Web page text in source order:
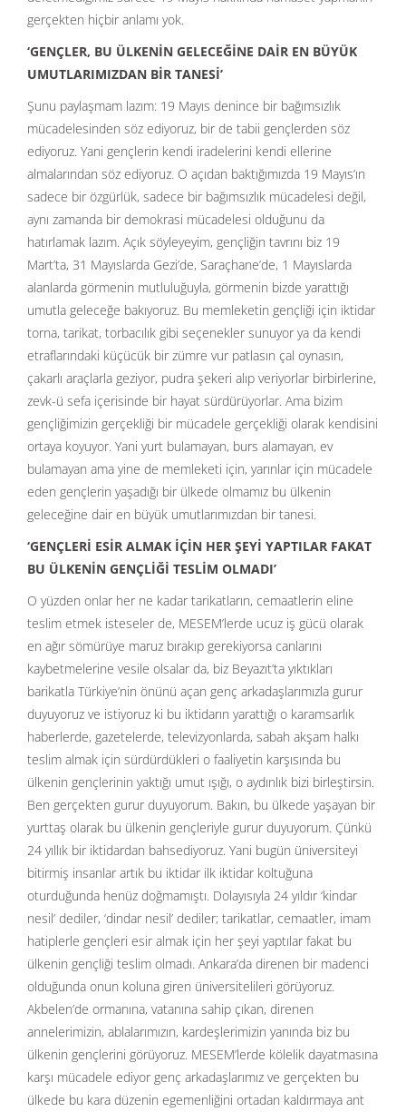
gerçekten hiçbir anlamı yok.
‘GENÇLER, BU ÜLKENİN GELECEĞİNE DAİR EN BÜYÜK
UMUTLARIMIZDAN BİR TANESİ’
Şunu paylaşmam lazım: 19 Mayıs denince bir bağımsızlık
mücadelesinden söz ediyoruz, bir de tabii gençlerden söz
ediyoruz. Yani gençlerin kendi iradelerini kendi ellerine
almalarından söz ediyoruz. O açıdan baktığımızda 19 Mayıs’ın
sadece bir özgürlük, sadece bir bağımsızlık mücadelesi değil,
aynı zamanda bir demokrasi mücadelesi olduğunu da
hatırlamak lazım. Açık söyleyeyim, gençliğin tavrını biz 19
Mart’ta, 31 Mayıslarda Gezi’de, Saraçhane’de, 1 Mayıslarda
alanlarda görmenin mutluluğuyla, görmenin bizde yarattığı
umutla geleceğe bakıyoruz. Bu memleketin gençliği için iktidar
torna, tarikat, torbacılık gibi seçenekler sunuyor ya da kendi
etraflarındaki küçücük bir zümre vur patlasın çal oynasın,
çakarlı araçlarla geziyor, pudra şekeri alıp veriyorlar birbirlerine,
zevk-ü sefa içerisinde bir hayat sürdürüyorlar. Ama bizim
gençliğimizin gerçekliği bir mücadele gerçekliği olarak kendisini
ortaya koyuyor. Yani yurt bulamayan, burs alamayan, ev
bulamayan ama yine de memleketi için, yarınlar için mücadele
eden gençlerin yaşadığı bir ülkede olmamız bu ülkenin
geleceğine dair en büyük umutlarımızdan bir tanesi.
‘GENÇLERİ ESİR ALMAK İÇİN HER ŞEYİ YAPTILAR FAKAT
BU ÜLKENİN GENÇLİĞİ TESLİM OLMADI’
O yüzden onlar her ne kadar tarikatların, cemaatlerin eline
teslim etmek isteseler de, MESEM’lerde ucuz iş gücü olarak
en ağır sömürüye maruz bırakıp gerekiyorsa canlarını
kaybetmelerine vesile olsalar da, biz Beyazıt’ta yıktıkları
barikatla Türkiye’nin önünü açan genç arkadaşlarımızla gurur
duyuyoruz ve istiyoruz ki bu iktidarın yarattığı o karamsarlık
haberlerde, gazetelerde, televizyonlarda, sabah akşam halkı
teslim almak için sürdürdükleri o faaliyetin karşısında bu
ülkenin gençlerinin yaktığı umut ışığı, o aydınlık bizi birleştirsin.
Ben gerçekten gurur duyuyorum. Bakın, bu ülkede yaşayan bir
yurttaş olarak bu ülkenin gençleriyle gurur duyuyorum. Çünkü
24 yıllık bir iktidardan bahsediyoruz. Yani bugün üniversiteyi
bitirmiş insanlar artık bu iktidar ilk iktidar koltuğuna
oturduğunda henüz doğmamıştı. Dolayısıyla 24 yıldır ‘kindar
nesil’ dediler, ‘dindar nesil’ dediler; tarikatlar, cemaatler, imam
hatiplerle gençleri esir almak için her şeyi yaptılar fakat bu
ülkenin gençliği teslim olmadı. Ankara’da direnen bir madenci
olduğunda onun koluna giren üniversitelileri görüyoruz.
Akbelen’de ormanına, vatanına sahip çıkan, direnen
annelerimizin, ablalarımızın, kardeşlerimizin yanında biz bu
ülkenin gençlerini görüyoruz. MESEM’lerde kölelik dayatmasına
karşı mücadele ediyor genç arkadaşlarımız ve gerçekten bu
ülkede bu kara düzenin egemenliğini ortadan kaldırmaya ant